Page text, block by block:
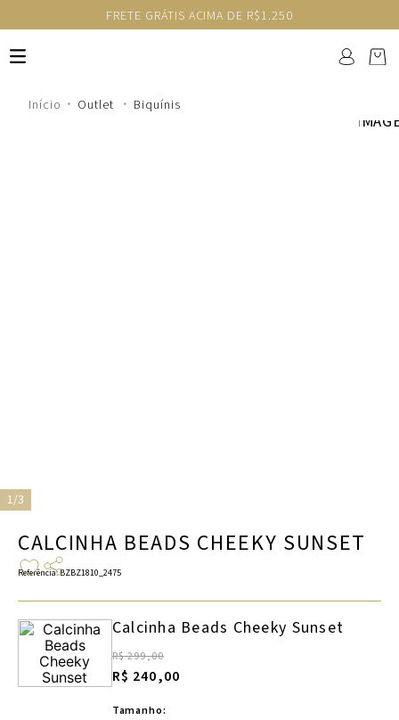
FRETE GRÁTIS ACIMA DE R$1.250
Outlet Biquínis
1/3
CALCINHA BEADS CHEEKY SUNSET
Referência:BZBZ1810_2475
Calcinha Beads Cheeky Sunset
R$ 299,00
R$ 240,00
Tamanho: